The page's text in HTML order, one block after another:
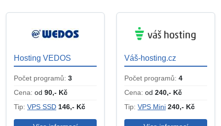
Hosting VEDOS
Počet programů: 3
Cena: od 90,- Kč
Tip: VPS SSD 146,- Kč
Váš-hosting.cz
Počet programů: 4
Cena: od 240,- Kč
Tip: VPS Mini 240,- Kč